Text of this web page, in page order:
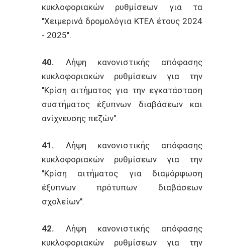
κυκλοφοριακών ρυθμίσεων για τα
"Χειμερινά δρομολόγια ΚΤΕΛ έτους 2024
- 2025".
40. Λήψη κανονιστικής απόφασης
κυκλοφοριακών ρυθμίσεων για την
"Κρίση αιτήματος για την εγκατάσταση
συστήματος έξυπνων διαβάσεων και
ανίχνευσης πεζών".
41. Λήψη κανονιστικής απόφασης
κυκλοφοριακών ρυθμίσεων για την
"Κρίση αιτήματος για διαμόρφωση
έξυπνων πρότυπων διαβάσεων
σχολείων".
42. Λήψη κανονιστικής απόφασης
κυκλοφοριακών ρυθμίσεων για την